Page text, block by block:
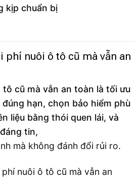
kịp chuẩn bị
phí nuôi ô tô cũ mà vẫn an
tô cũ mà vẫn an toàn là tối ưu
hạn, chọn bảo hiểm phù
liệu bằng thói quen lái, và
tin,
mà không đánh đổi rủi ro.